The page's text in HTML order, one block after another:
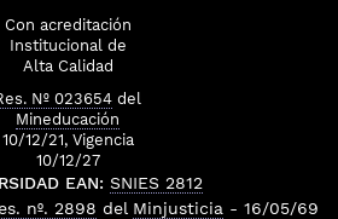
Con acreditación
Institucional de
Alta Calidad
Nº 023654 del
Mineducación
10/12/21, Vigencia
10/12/27
EAN: SNIES 2812
nº. 2898 del Minjusticia - 16/05/69